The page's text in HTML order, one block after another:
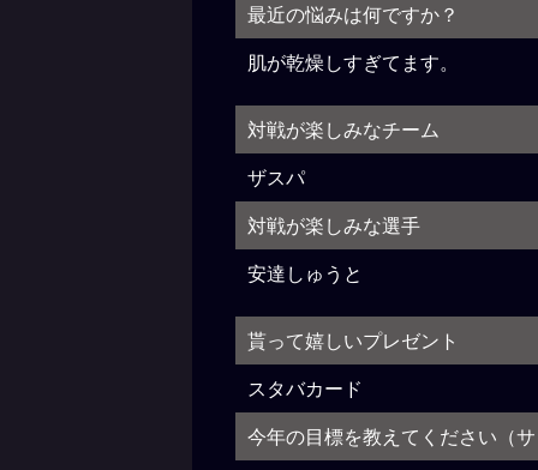
最近の悩みは何ですか？
肌が乾燥しすぎてます。
対戦が楽しみなチーム
ザスパ
対戦が楽しみな選手
安達しゅうと
貰って嬉しいプレゼント
スタバカード
今年の目標を教えてください（サ